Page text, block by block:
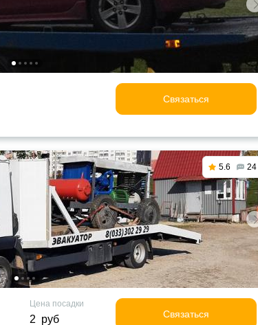
Связаться
5.6 24
Цена посадки
2 руб Связаться